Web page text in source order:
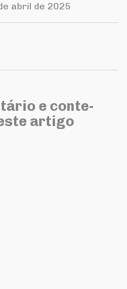
abril de 2025
e conte-
artigo